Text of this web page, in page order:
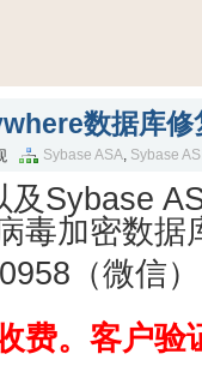
数据库修
Sybase ASA, Sybase
Sybase
毒加密数据
（微信
费。客户验